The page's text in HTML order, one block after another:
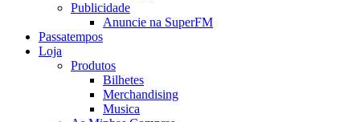
Publicidade
Anuncie na SuperFM
Passatempos
Loja
Produtos
Bilhetes
Merchandising
Musica